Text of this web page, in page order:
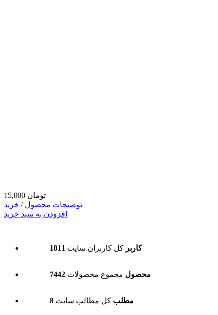
15,000 تومان
توضیحات محصول / خرید
افزودن به سبد خرید
1811 کاربر کل کاربران سایت
7442 محصول مجموع محصولات
8 مطلب کل مطالب سایت